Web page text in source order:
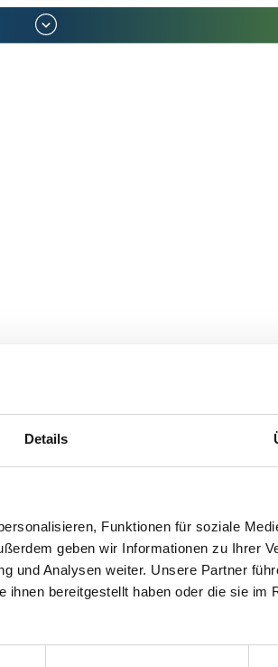
Details
Funktionen für soziale
geben wir Informationen zu Ihrer
und Analysen weiter. Unsere Partner
bereitgestellt haben oder die sie im